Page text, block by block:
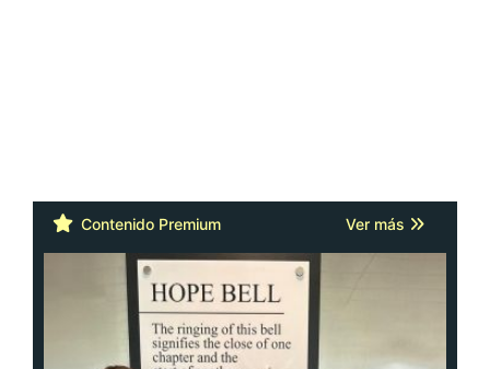
Contenido Premium Ver más